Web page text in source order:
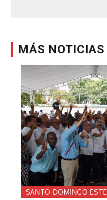
MÁS NOTICIAS
SANTO DOMINGO ESTE